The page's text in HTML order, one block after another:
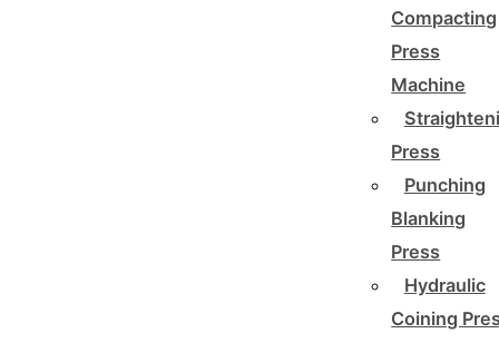
Compacting
Press
Machine
Press
Punching
Blanking
Press
Hydraulic
Coining